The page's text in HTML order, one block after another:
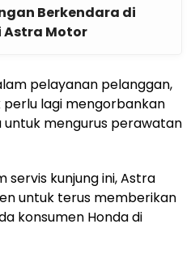
Berkendara di
Astra Motor
pelayanan pelanggan,
lagi mengorbankan
mengurus perawatan
kunjung ini, Astra
untuk terus memberikan
konsumen Honda di